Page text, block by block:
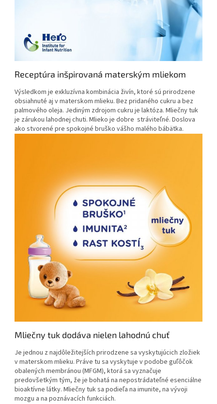
Receptúra inšpirovaná materským mliekom
Výsledkom je exkluzívna kombinácia živín, ktoré sú prirodzene
obsiahnuté aj v materskom mlieku. Bez pridaného cukru a bez
palmového oleja. Jediným zdrojom cukru je laktóza. Mliečny tuk
je zárukou lahodnej chuti. Mlieko je dobre stráviteľné. Doslova
ako stvorené pre spokojné bruško vášho malého bábätka.
Mliečny tuk dodáva nielen lahodnú chuť
Je jednou z najdôležitejších prirodzene sa vyskytujúcich zložiek
v materskom mlieku. Práve tu sa vyskytuje v podobe guľôčok
obalených membránou (MFGM), ktorá sa vyznačuje
predovšetkým tým, že je bohatá na nepostrádateľné esenciálne
bioaktívne látky. Mliečny tuk sa podieľa na imunite, na vývoji
mozgu a na poznávacích funkciách.